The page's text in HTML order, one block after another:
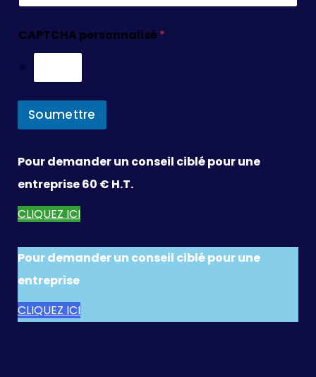
CAPTCHA personnalisé*
=
Soumettre
Pour demander un conseil ciblé pour une
entreprise 60 € H.T.
CLIQUEZ ICI
Pour demander un conseil ciblé pour une
entreprise
CLIQUEZ ICI